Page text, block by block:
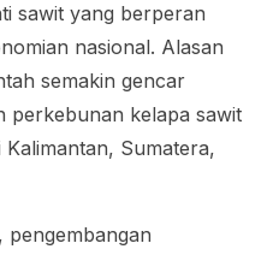
sawit yang berperan
nasional. Alasan
semakin gencar
perkebunan kelapa sawit
Sumatera,
pengembangan